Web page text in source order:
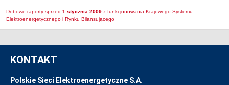
Dobowe raporty sprzed 1 stycznia 2009 z funkcjonowania Krajowego Systemu
Elektroenergetycznego i Rynku Bilansującego
KONTAKT
Polskie Sieci Elektroenergetyczne S.A.